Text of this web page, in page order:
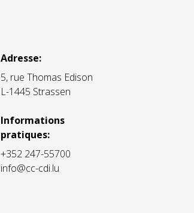
Adresse:
5, rue Thomas Edison
L-1445 Strassen
Informations
pratiques:
+352 247-55700
info@cc-cdi.lu